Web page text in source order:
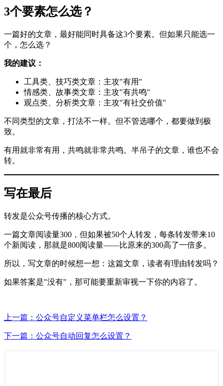
3个要素怎么选？
一篇好的文章，最好能同时具备这3个要素。但如果只能选一
个，怎么选？
我的建议：
工具类、技巧类文章：主攻"有用"
情感类、故事类文章：主攻"有共鸣"
观点类、分析类文章：主攻"有社交价值"
不同类型的文章，打法不一样。但不管选哪个，都要做到极
致。
有用就非常有用，共鸣就非常共鸣。半吊子的文章，谁也不会
转。
写在最后
转发是公众号传播的核心方式。
一篇文章阅读量300，但如果被50个人转发，每条转发带来10
个新阅读，那就是800阅读量——比原来的300高了一倍多。
所以，写文章的时候想一想：这篇文章，读者有理由转发吗？
如果答案是"没有"，那可能要重新审视一下你的内容了。
上一篇：公众号自定义菜单栏怎么设置？
下一篇：公众号自动回复怎么设置？